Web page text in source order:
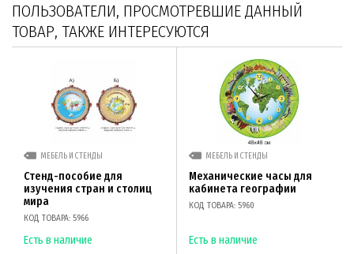
ПОЛЬЗОВАТЕЛИ, ПРОСМОТРЕВШИЕ ДАННЫЙ
ТОВАР, ТАКЖЕ ИНТЕРЕСУЮТСЯ
МЕБЕЛЬ И СТЕНДЫ
Стенд-пособие для
изучения стран и столиц
мира
КОД ТОВАРА: 5966
Есть в наличие
МЕБЕЛЬ И СТЕНДЫ
Механические часы для
кабинета географии
КОД ТОВАРА: 5960
Есть в наличие